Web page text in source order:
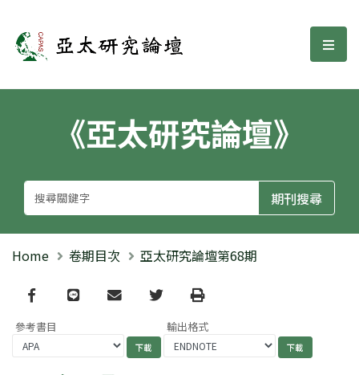
亞太研究論壇 選
《亞太研究論壇》
Home 卷期目次 亞太研究論壇第68期
Facebook
line email TwitterPrint
參考書目 輸出格式